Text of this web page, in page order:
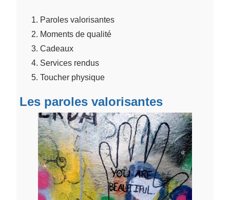
Paroles valorisantes
Moments de qualité
Cadeaux
Services rendus
Toucher physique
Les paroles valorisantes